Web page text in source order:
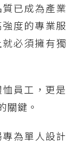
已成為產業
度的專業服
必須擁有獨
員工，更是
關鍵。
為單人設計